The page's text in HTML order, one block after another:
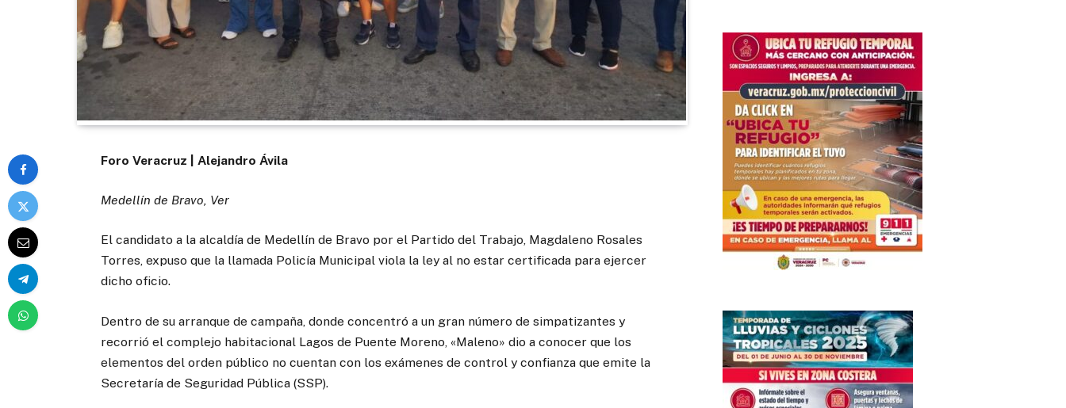
Foro Veracruz | Alejandro Ávila
Medellín de Bravo, Ver
El candidato a la alcaldía de Medellín de Bravo por el Partido del Trabajo, Magdaleno Rosales
Torres, expuso que la llamada Policía Municipal viola la ley al no estar certificada para ejercer
dicho oficio.
Dentro de su arranque de campaña, donde concentró a un gran número de simpatizantes y
recorrió el complejo habitacional Lagos de Puente Moreno, «Maleno» dio a conocer que los
elementos del orden público no cuentan con los exámenes de control y confianza que emite la
Secretaría de Seguridad Pública (SSP).